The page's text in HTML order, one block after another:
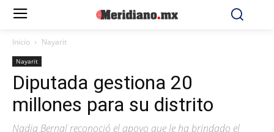
Inicio Nayarit
Nayarit
Diputada gestiona 20
millones para su distrito
Nadia Bernal reconoció el apoyo que le ha brindado el